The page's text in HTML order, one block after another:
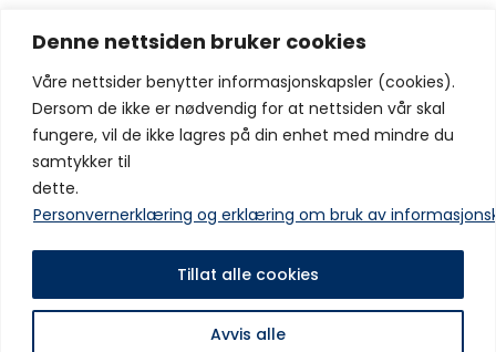
Denne nettsiden bruker cookies
Våre nettsider benytter informasjonskapsler (cookies).
Dersom de ikke er nødvendig for at nettsiden vår skal
fungere, vil de ikke lagres på din enhet med mindre du
samtykker til
dette.
Personvernerklæring og erklæring om bruk av
Avvis alle
Tillat alle cookies
Del:
Forrige innlegg Neste innlegg
ROSENBORG 2
Copyright © IF Fram 2025 Alle rettigheter er reservert